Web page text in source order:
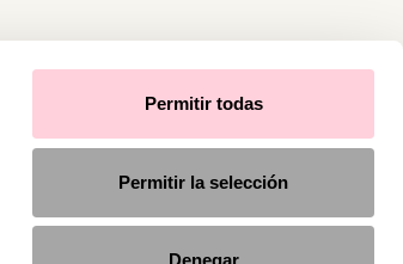
Permitir todas
Permitir la selección
Denegar